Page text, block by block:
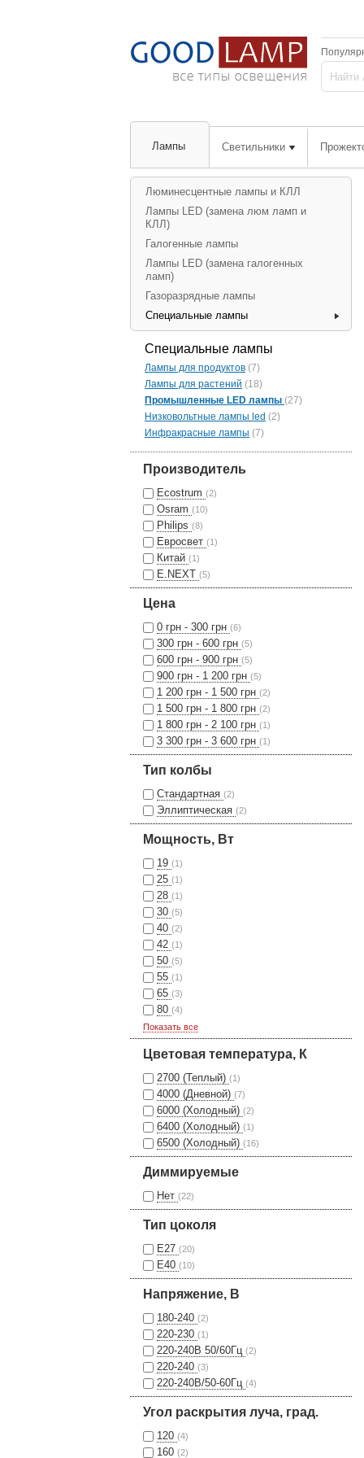
Лампы Светильники
Люминесцентные лампы и КЛЛ
Лампы LED (замена люм ламп и
КЛЛ)
Галогенные лампы
Лампы LED (замена галогенных
ламп)
Газоразрядные лампы
Специальные лампы
Специальные лампы
Лампы для продуктов (7)
Лампы для растений (18)
Промышленные LED лампы (27)
Низковольтные лампы led (2)
Инфракрасные лампы (7)
Производитель
Ecostrum (2)
Osram (10)
Philips (8)
Евросвет (1)
Китай (1)
E.NEXT (5)
Цена
0 грн - 300 грн (6)
300 грн - 600 грн (5)
600 грн - 900 грн (5)
900 грн - 1 200 грн (5)
1 200 грн - 1 500 грн (2)
1 500 грн - 1 800 грн (2)
1 800 грн - 2 100 грн (1)
3 300 грн - 3 600 грн (1)
Тип колбы
Стандартная (2)
Эллиптическая (2)
Мощность, Вт
19 (1)
25 (1)
28 (1)
30 (5)
40 (2)
42 (1)
50 (5)
55 (1)
65 (3)
80 (4)
Показать все
Цветовая температура, К
2700 (Теплый) (1)
4000 (Дневной) (7)
6000 (Холодный) (2)
6400 (Холодный) (1)
6500 (Холодный) (16)
Диммируемые
Нет (22)
Тип цоколя
Е27 (20)
Е40 (10)
Напряжение, В
180-240 (2)
220-230 (1)
220-240В 50/60Гц (2)
220-240 (3)
220-240В/50-60Гц (4)
Угол раскрытия луча, град.
120 (4)
160 (2)